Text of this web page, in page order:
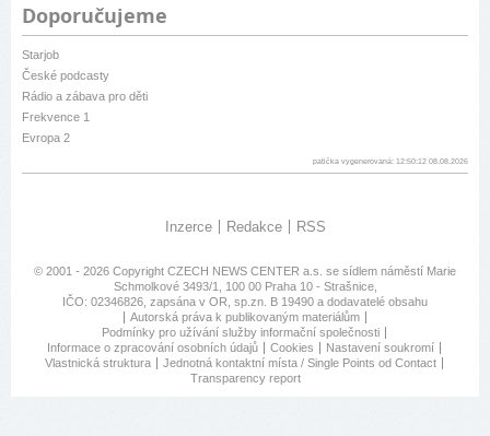
Doporučujeme
Starjob
České podcasty
Rádio a zábava pro děti
Frekvence 1
Evropa 2
patička vygenerovaná: 12:50:12 08.08.2026
Inzerce Redakce RSS
© 2001 - 2026 Copyright CZECH NEWS CENTER a.s. se sídlem náměstí Marie
Schmolkové 3493/1, 100 00 Praha 10 - Strašnice,
IČO: 02346826, zapsána v OR, sp.zn. B 19490 a dodavatelé obsahu
Autorská práva k publikovaným materiálům
Podmínky pro užívání služby informační společnosti
Informace o zpracování osobních údajů
Cookies
Nastavení soukromí
Vlastnická struktura
Jednotná kontaktní místa / Single Points od Contact
Transparency report